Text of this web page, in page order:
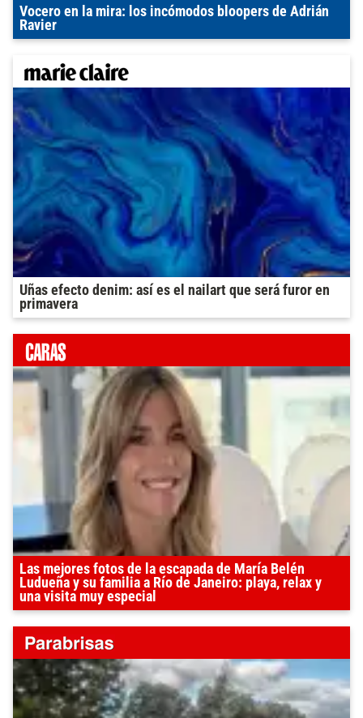
Vocero en la mira: los incómodos bloopers de Adrián
Ravier
Uñas efecto denim: así es el nailart que será furor en
primavera
Las mejores fotos de la escapada de María Belén
Ludueña y su familia a Río de Janeiro: playa, relax y
una visita muy especial